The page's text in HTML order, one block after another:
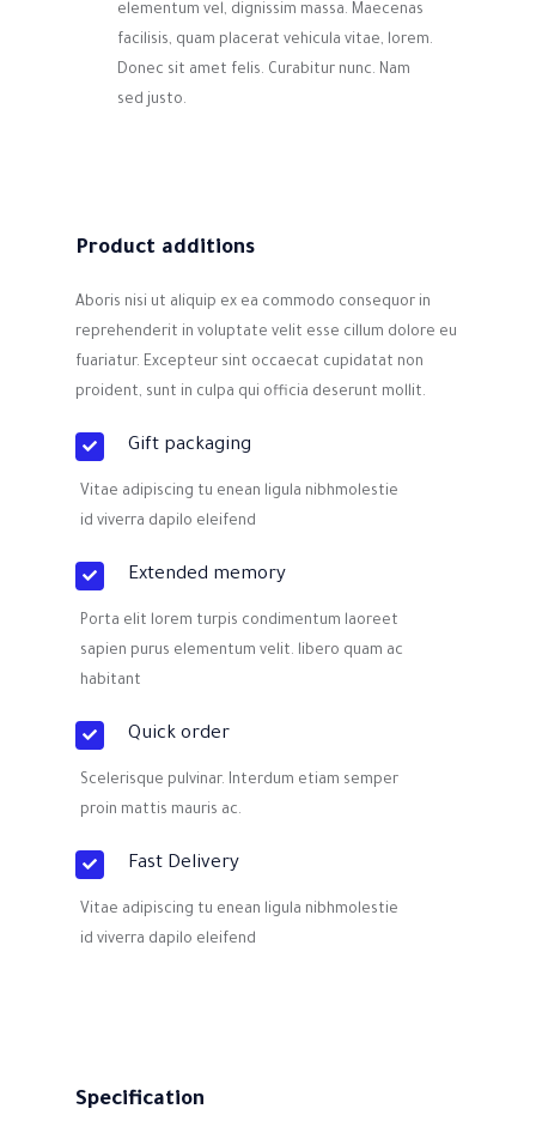
elementum vel, dignissim massa. Maecenas
facilisis, quam placerat vehicula vitae, lorem.
Donec sit amet felis. Curabitur nunc. Nam
sed justo.
Product additions
Aboris nisi ut aliquip ex ea commodo consequor in
reprehenderit in voluptate velit esse cillum dolore eu
fuariatur. Excepteur sint occaecat cupidatat non
proident, sunt in culpa qui officia deserunt mollit.
Gift packaging
Vitae adipiscing tu enean ligula nibhmolestie
id viverra dapilo eleifend
Extended memory
Porta elit lorem turpis condimentum laoreet
sapien purus elementum velit. libero quam ac
habitant
Quick order
Scelerisque pulvinar. Interdum etiam semper
proin mattis mauris ac.
Fast Delivery
Vitae adipiscing tu enean ligula nibhmolestie
id viverra dapilo eleifend
Specification